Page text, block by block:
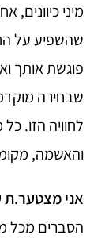
מיני
שהשפיע על
פוגשת אותך
שבחירה
לחוויה הזו.
והאשמה,
אני
הסברים מכל